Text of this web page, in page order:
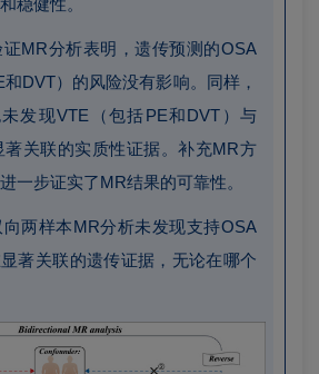
MR分析表明，遗传预测的OSA
DVT）的风险没有影响。同样，
发现VTE（包括PE和DVT）与
著关联的实质性证据。补充MR方
一步证实了MR结果的可靠性。
两样本MR分析未发现支持OSA
著关联的遗传证据，无论在哪个